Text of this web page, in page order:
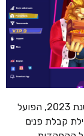
RoySpins Casino הוא קזינו אונליין שהושק בשנת 2023, הפועל
קבלת פנים